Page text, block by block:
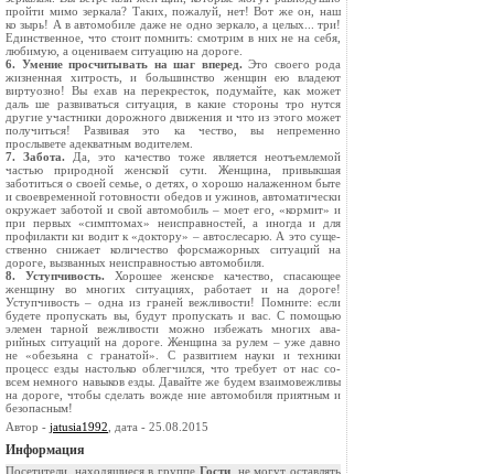
пройти мимо зеркала? Таких, пожалуй, нет! Вот же он, наш
ко­ зырь! А в автомобиле даже не одно зеркало, а це­лых... три!
Единственное, что стоит помнить: смотрим в них не на себя,
любимую, а оцениваем ситуацию на дороге.
6. Умение просчитывать на шаг вперед. Это своего рода
жизненная хитрость, и большинство женщин ею владеют
виртуозно! Вы­ ехав на перекресток, подумайте, как может
даль­ ше развиваться ситуация, в какие стороны тро­ нутся
другие участники дорожного движения и что из этого может
получиться! Развивая это ка­ чество, вы непременно
прослывете адекватным водителем.
7. Забота. Да, это качество тоже является не­отъемлемой
частью природной женской сути. Женщина, привыкшая
заботиться о своей семье, о детях, о хорошо налаженном быте
и своевре­менной готовности обедов и ужинов, автомати­чески
окружает заботой и свой автомобиль – моет его, «кормит» и
при первых «симптомах» неисправностей, а иногда и для
профилакти­ ки водит к «доктору» – автослесарю. А это суще­
ственно снижает количество форс­мажорных си­туаций на
дороге, вызванных неисправностью автомобиля.
8. Уступчивость. Хорошее женское качество, спасающее
женщину во многих ситуациях, рабо­тает и на дороге!
Уступчивость – одна из граней вежливости! Помните: если
будете пропускать вы, будут пропускать и вас. С помощью
элемен­ тарной вежливости можно избежать многих ава­
рийных ситуаций на дороге. Женщина за рулем – уже давно
не «обезьяна с гранатой». С развитием науки и техники
процесс езды настолько облегчился, что требует от нас со­
всем немного навыков езды. Давайте же будем взаимовежливы
на дороге, чтобы сделать вожде­ ние автомобиля приятным и
безопасным!
Автор - jatusia1992 , дата - 25.08.2015
Информация
Посетители, находящиеся в группе Гости, не могут оставлять